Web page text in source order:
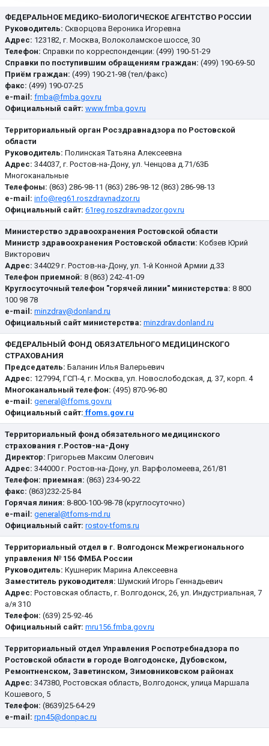
ФЕДЕРАЛЬНОЕ МЕДИКО-БИОЛОГИЧЕСКОЕ АГЕНТСТВО РОССИИ
Руководитель: Скворцова Вероника Игоревна
Адрес: 123182, г. Москва, Волоколамское шоссе, 30
Телефон: Cправки по корреспонденции: (499) 190-51-29
Cправки по поступившим обращениям граждан: (499) 190-69-50
Приём граждан: (499) 190-21-98 (тел/факс)
факс: (499) 190-07-25
e-mail: fmba@fmba.gov.ru
Официальный сайт: www.fmba.gov.ru
Территориальный орган Росздравнадзора по Ростовской
области
Руководитель: Полинская Татьяна Алексеевна
Адрес: 344037, г. Ростов-на-Дону, ул. Ченцова д.71/63Б
Многоканальные
Телефоны: (863) 286-98-11 (863) 286-98-12 (863) 286-98-13
e-mail: info@reg61.roszdravnadzor.ru
Официальный сайт: 61reg.roszdravnadzor.gov.ru
Министерство здравоохранения Ростовской области
Министр здравоохранения Ростовской области: Кобзев Юрий
Викторович
Адрес: 344029 г. Ростов-на-Дону, ул. 1-й Конной Армии д.33
Телефон приемной: 8 (863) 242-41-09
Круглосуточный телефон "горячей линии" министерства: 8 800
100 98 78
e-mail: minzdrav@donland.ru
Официальный сайт министерства: minzdrav.donland.ru
ФЕДЕРАЛЬНЫЙ ФОНД ОБЯЗАТЕЛЬНОГО МЕДИЦИНСКОГО
СТРАХОВАНИЯ
Председатель: Баланин Илья Валерьевич
Адрес: 127994, ГСП-4, г. Москва, ул. Новослободская, д. 37, корп. 4
Многоканальный телефон: (495) 870-96-80
е-mail: general@ffoms.gov.ru
Официальный сайт: ffoms.gov.ru
Территориальный фонд обязательного медицинского
страхования г.Ростов-на-Дону
Директор: Григорьев Максим Олегович
Адрес: 344000 г. Ростов-на-Дону, ул. Варфоломеева, 261/81
Телефон: приемная: (863) 234-90-22
факс: (863)232-25-84
Горячая линия: 8-800-100-98-78 (круглосуточно)
e-mail: general@tfoms-rnd.ru
Официальный сайт: rostov-tfoms.ru
Территориальный отдел в г. Волгодонск Межрегионального
управления № 156 ФМБА России
Руководитель: Кушнерик Марина Алексеевна
Заместитель руководителя: Шумский Игорь Геннадьевич
Адрес: Ростовская область, г. Волгодонск, 26, ул. Индустриальная, 7
а/я 310
Телефон: (639) 25-92-46
Официальный сайт: mru156.fmba.gov.ru
Территориальный отдел Управления Роспотребнадзора по
Ростовской области в городе Волгодонске, Дубовском,
Ремонтненском, Заветинском, Зимовниковском районах
Адрес: 347380, Ростовская область, Волгодонск, улица Маршала
Кошевого, 5
Телефон: (8639)25-64-29
e-mail: rpn45@donpac.ru